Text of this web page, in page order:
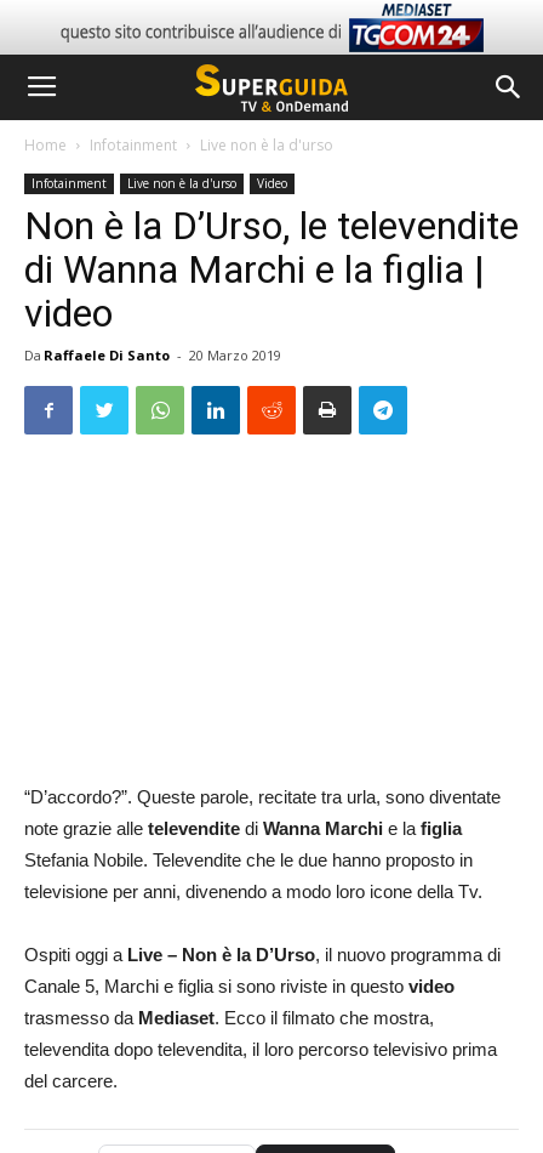
Home Infotainment Live non è la d'urso
Infotainment Live non è la d'urso Video
Non è la D’Urso, le televendite
di Wanna Marchi e la figlia |
video
Da Raffaele Di Santo - 20 Marzo 2019
“D’accordo?”. Queste parole, recitate tra urla, sono diventate
note grazie alle televendite di Wanna Marchi e lafiglia
Stefania Nobile. Televendite che le due hanno proposto in
televisione per anni, divenendo a modo loro icone della Tv.
Ospiti oggi a Live – Non è la D’Urso, il nuovo programma di
Canale 5, Marchi e figlia si sono riviste in questo video
trasmesso da Mediaset. Ecco il filmato che mostra,
televendita dopo televendita, il loro percorso televisivo prima
del carcere.